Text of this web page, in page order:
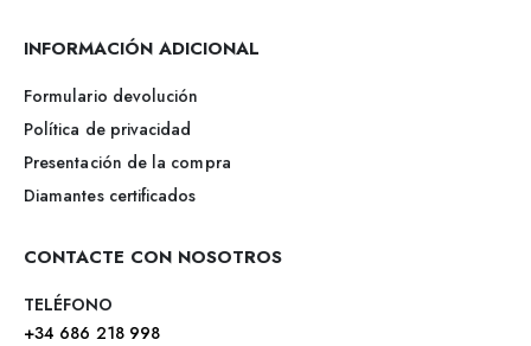
INFORMACIÓN ADICIONAL
Formulario devolución
Política de privacidad
Presentación de la compra
Diamantes certificados
CONTACTE CON NOSOTROS
TELÉFONO
+34 686 218 998